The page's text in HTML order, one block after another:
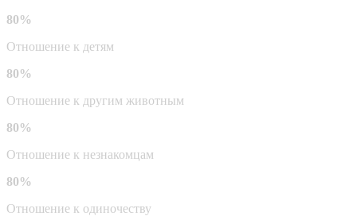
80%
Отношение к детям
80%
Отношение к другим животным
80%
Отношение к незнакомцам
80%
Отношение к одиночеству